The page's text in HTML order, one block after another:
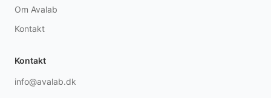
Om Avalab
Kontakt
Kontakt
info@avalab.dk